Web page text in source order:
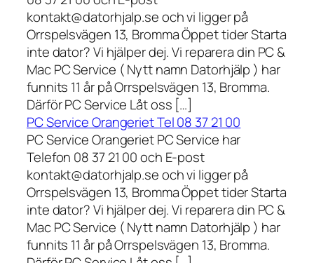
kontakt@datorhjalp.se och vi ligger på
Orrspelsvägen 13, Bromma Öppet tider Starta
inte dator? Vi hjälper dej. Vi reparera din PC &
Mac PC Service ( Nytt namn Datorhjälp ) har
funnits 11 år på Orrspelsvägen 13, Bromma.
Därför PC Service Låt oss […]
PC Service Orangeriet Tel 08 37 21 00
PC Service Orangeriet PC Service har
Telefon 08 37 21 00 och E-post
kontakt@datorhjalp.se och vi ligger på
Orrspelsvägen 13, Bromma Öppet tider Starta
inte dator? Vi hjälper dej. Vi reparera din PC &
Mac PC Service ( Nytt namn Datorhjälp ) har
funnits 11 år på Orrspelsvägen 13, Bromma.